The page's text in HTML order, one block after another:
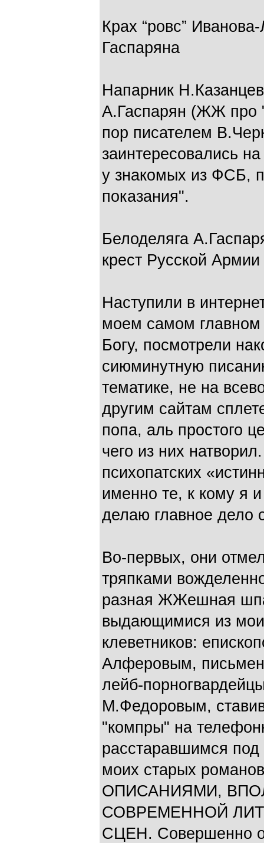
Крах “ровс”
Гаспаряна
Напарник
А.Гаспарян (ЖЖ про
пор писателем
заинтересовались
у знакомых из ФСБ,
показания".
Белоделяга
крест Русской
Наступили в
моем самом главном
Богу, посмотрели
сиюминутную
тематике, не на
другим сайтам
попа, аль простого
чего из них
психопатских
именно те, к кому я
делаю главное дело
Во-первых, они
тряпками
разная ЖЖешная
выдающимися из
клеветников:
Алферовым,
лейб-
М.Федоровым,
"компры" на
расстаравшимся
моих старых
ОПИСАНИЯМИ,
СОВРЕМЕННОЙ
СЦЕН. Совершенно